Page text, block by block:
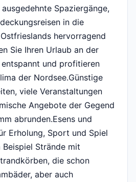
Spaziergänge,
in die
hervorragend
Sie Ihren Urlaub an der
und profitieren
der Nordsee.Günstige
viele Veranstaltungen
Angebote der Gegend
abrunden.Esens und
Erholung, Sport und Spiel
Strände mit
die schon
aber auch